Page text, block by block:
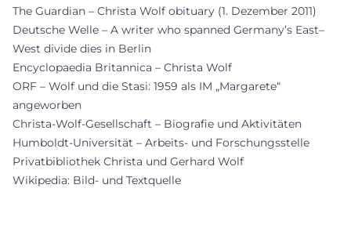
The Guardian – Christa Wolf obituary (1. Dezember 2011)
Deutsche Welle – A writer who spanned Germany’s East–
West divide dies in Berlin
Encyclopaedia Britannica – Christa Wolf
ORF – Wolf und die Stasi: 1959 als IM „Margarete“
angeworben
Christa-Wolf-Gesellschaft – Biografie und Aktivitäten
Humboldt-Universität – Arbeits- und Forschungsstelle
Privatbibliothek Christa und Gerhard Wolf
Wikipedia: Bild- und Textquelle